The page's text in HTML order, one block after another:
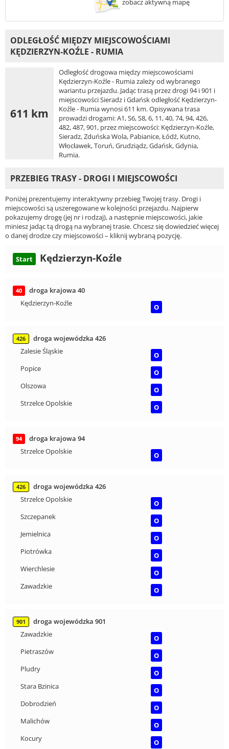
ODLEGŁOŚĆ MIĘDZY MIEJSCOWOŚCIAMI
KĘDZIERZYN-KOŹLE - RUMIA
611 km
Odległość drogowa między miejscowościami
Kędzierzyn-Koźle - Rumia zależy od wybranego
wariantu przejazdu. Jadąc trasą przez drogi 94 i 901 i
miejscowości Sieradz i Gdańsk odległość Kędzierzyn-
Koźle - Rumia wynosi 611 km. Opisywana trasa
prowadzi drogami: A1, S6, S8, 6, 11, 40, 74, 94, 426,
482, 487, 901, przez miejscowości: Kędzierzyn-Koźle,
Sieradz, Zduńska Wola, Pabianice, Łódź, Kutno,
Włocławek, Toruń, Grudziądz, Gdańsk, Gdynia,
Rumia.
PRZEBIEG TRASY - DROGI I MIEJSCOWOŚCI
Poniżej prezentujemy interaktywny przebieg Twojej trasy. Drogi i
miejscowości są uszeregowane w kolejności przejazdu. Najpierw
pokazujemy drogę (jej nr i rodzaj), a następnie miejscowości, jakie
miniesz jadąc tą drogą na wybranej trasie. Chcesz się dowiedzieć więcej
o danej drodze czy miejscowości – kliknij wybraną pozycję.
Start Kędzierzyn-Koźle
40
droga krajowa 40
Kędzierzyn-Koźle
O
426
droga wojewódzka 426
Zalesie Śląskie
O
Popice
O
Olszowa
O
Strzelce Opolskie
O
94
droga krajowa 94
Strzelce Opolskie
O
426
droga wojewódzka 426
Strzelce Opolskie
O
Szczepanek
O
Jemielnica
O
Piotrówka
O
Wierchlesie
O
Zawadzkie
O
901
droga wojewódzka 901
Zawadzkie
O
Pietraszów
O
Pludry
O
Stara Bzinica
O
Dobrodzień
O
Malichów
O
Kocury
O